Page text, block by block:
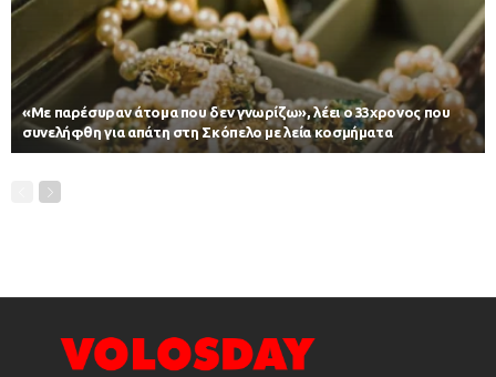
«Με παρέσυραν άτομα που δεν γνωρίζω», λέει ο 33χρονος που
συνελήφθη για απάτη στη Σκόπελο με λεία κοσμήματα